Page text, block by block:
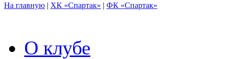
На главную | ХК «Спартак» | ФК «Спартак»
О клубе